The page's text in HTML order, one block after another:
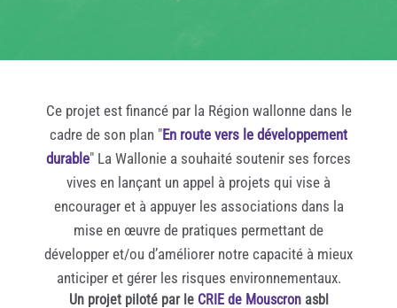
Ce projet est financé par la Région wallonne dans le
cadre de son plan "En route vers le développement
durable" La Wallonie a souhaité soutenir ses forces
vives en lançant un appel à projets qui vise à
encourager et à appuyer les associations dans la
mise en œuvre de pratiques permettant de
développer et/ou d’améliorer notre capacité à mieux
anticiper et gérer les risques environnementaux.
Un projet piloté par le CRIE de Mouscronasbl